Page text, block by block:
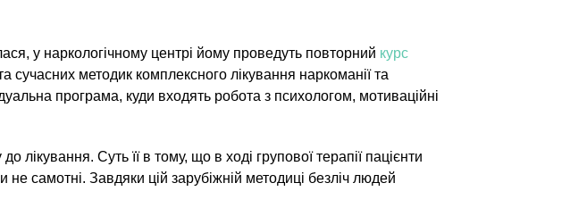
у наркологічному центрі йому проведуть повторний курс
методик комплексного лікування наркоманії та
програма, куди входять робота з психологом, мотиваційні
лікування. Суть її в тому, що в ході групової терапії пацієнти
самотні. Завдяки цій зарубіжній методиці безліч людей